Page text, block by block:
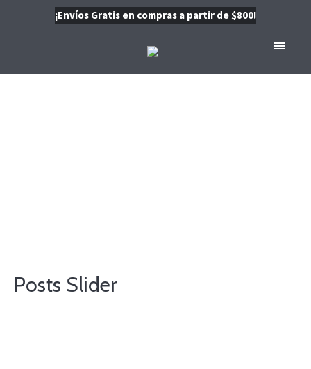
¡Envíos Gratis en compras a partir de $800!
Posts Slider